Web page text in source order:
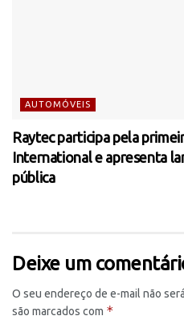
AUTOMÓVEIS
Raytec participa pela
International e apresenta
pública
Deixe um
O seu endereço de e-mail não
são marcados com *